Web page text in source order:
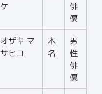
ケ
俳
優
オザキ マ
サヒコ
本
名
男
性
俳
優